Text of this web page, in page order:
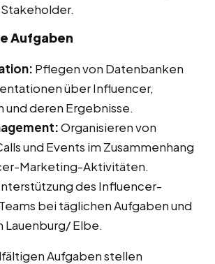
Aufgaben
Pflegen von Datenbanken
über Influencer,
und deren Ergebnisse.
Organisieren von
und Events im Zusammenhang
Marketing-Aktivitäten.
des Influencer-
bei täglichen Aufgaben und
Lauenburg/ Elbe.
Aufgaben stellen